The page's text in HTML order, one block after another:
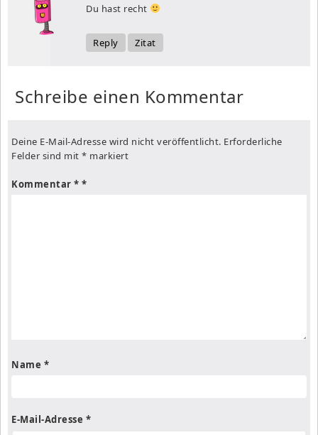
Du hast recht
Reply Zitat
Schreibe einen Kommentar
Deine E-Mail-Adresse wird nicht veröffentlicht. Erforderliche
Felder sind mit * markiert
Kommentar *
Name *
E-Mail-Adresse *